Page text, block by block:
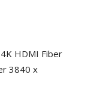
HDMI Fiber
3840 x